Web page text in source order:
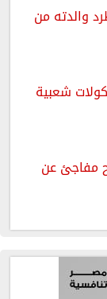
والدته من
شعبية
مفاجئ عن